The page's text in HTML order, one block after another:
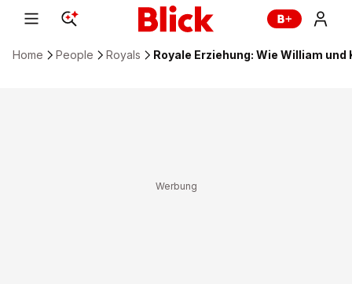
Home People Royals Royale Erziehung: Wie William